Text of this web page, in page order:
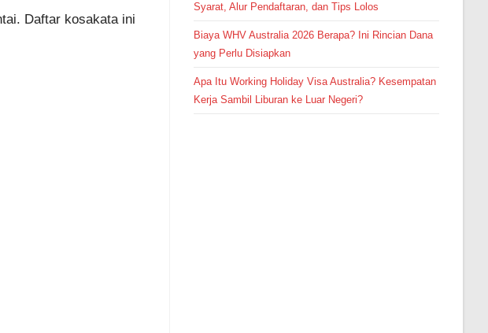
Daftar kosakata ini
Syarat, Alur Pendaftaran, dan Tips Lolos
Biaya WHV Australia 2026 Berapa? Ini Rincian Dana
yang Perlu Disiapkan
Apa Itu Working Holiday Visa Australia? Kesempatan
Kerja Sambil Liburan ke Luar Negeri?